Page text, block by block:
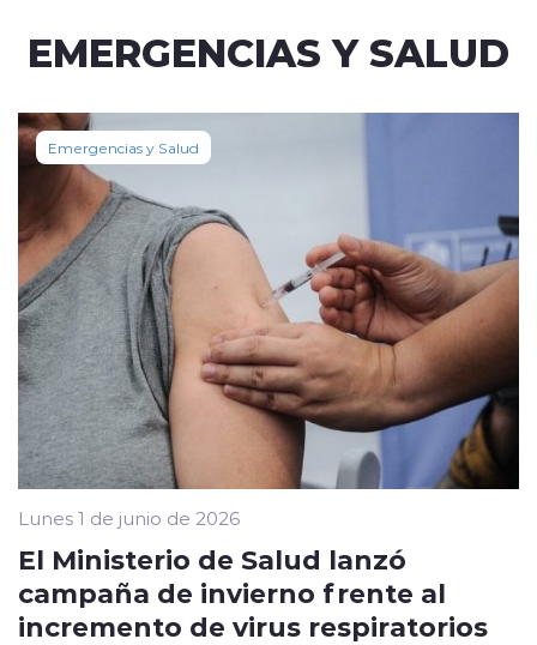
EMERGENCIAS Y SALUD
Emergencias y Salud
Lunes 1 de junio de 2026
El Ministerio de Salud lanzó
campaña de invierno frente al
incremento de virus respiratorios